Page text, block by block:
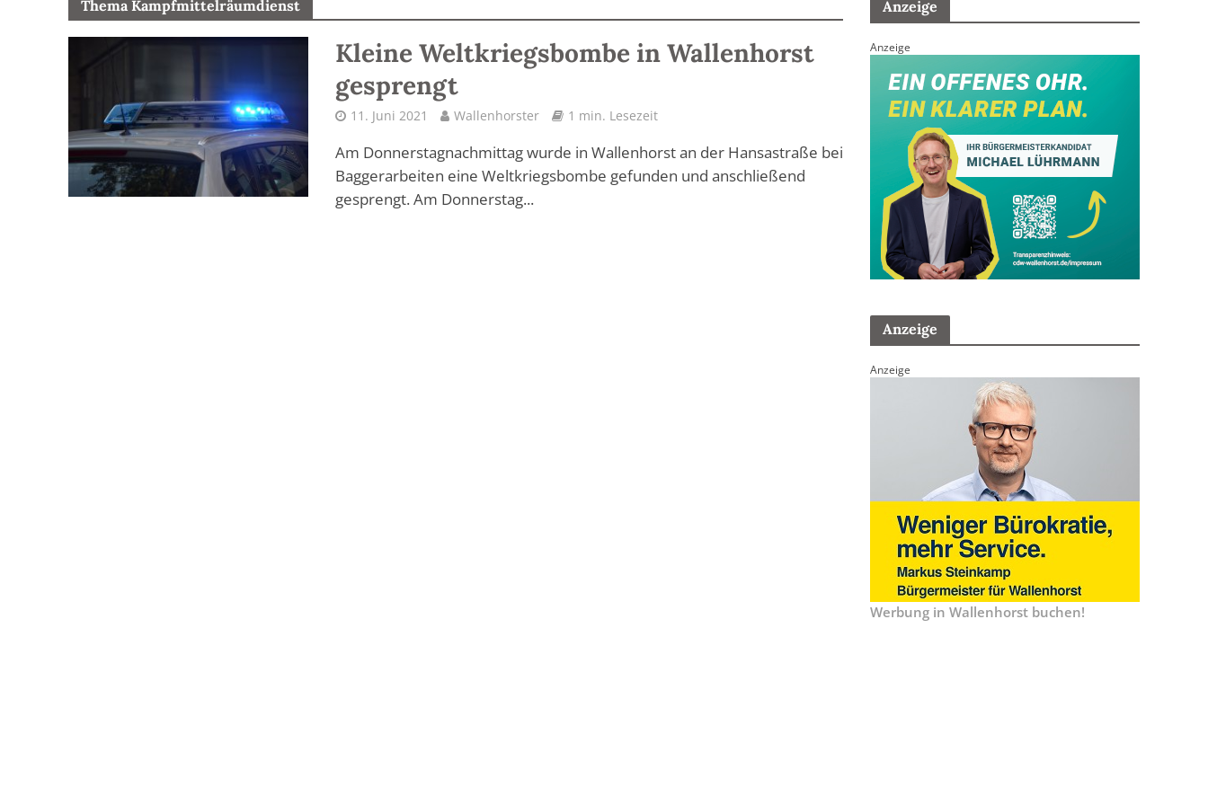
Thema Kampfmittelräumdienst
Kleine Weltkriegsbombe in Wallenhorst
gesprengt
11. Juni 2021 Wallenhorster 1 min. Lesezeit
Am Donnerstagnachmittag wurde in Wallenhorst an der Hansastraße bei
Baggerarbeiten eine Weltkriegsbombe gefunden und anschließend
gesprengt. Am Donnerstag...
Anzeige
Anzeige
Anzeige
Anzeige
Werbung in Wallenhorst buchen!